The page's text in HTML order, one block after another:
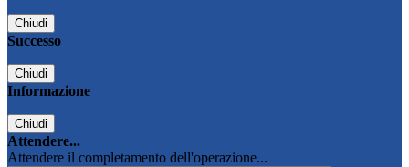
Chiudi
Successo
Chiudi
Informazione
Chiudi
Attendere...
Attendere il completamento dell'operazione...